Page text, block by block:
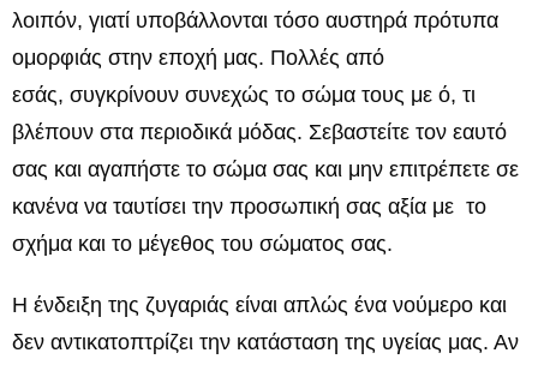
λοιπόν, γιατί υποβάλλονται τόσο αυστηρά πρότυπα
ομορφιάς στην εποχή μας. Πολλές από
εσάς, συγκρίνουν συνεχώς το σώμα τους με ό, τι
βλέπουν στα περιοδικά μόδας. Σεβαστείτε τον εαυτό
σας και αγαπήστε το σώμα σας και μην επιτρέπετε σε
κανένα να ταυτίσει την προσωπική σας αξία με το
σχήμα και το μέγεθος του σώματος σας.
Η ένδειξη της ζυγαριάς είναι απλώς ένα νούμερο και
δεν αντικατοπτρίζει την κατάσταση της υγείας μας. Αν